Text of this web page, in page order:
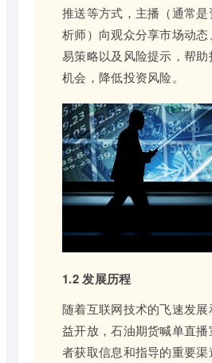
推送等方式，主播（通常
析师）向观众分享市场动
易策略以及风险提示，帮
机会，降低投资风险。
1.2 发展历程
随着互联网技术的飞速发展
益开放，石油期货喊单直
者获取信息和指导的重要